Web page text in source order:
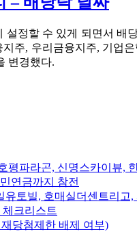
정할 수 있게 되면서
주, 우리금융지주, 기업
변경했다.
평파라곤, 신명스카이뷰,
연금까지 참전
토빌, 호매실더센트리
크리스트
당첨제한 배제 여부)